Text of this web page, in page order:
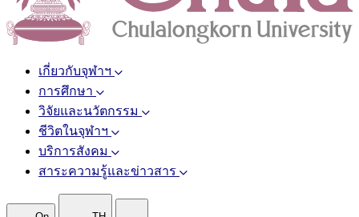
เกี่ยวกับจุฬาฯ
การศึกษา
วิจัยและนวัตกรรม
ชีวิตในจุฬาฯ
บริการสังคม
สาระความรู้และข่าวสาร